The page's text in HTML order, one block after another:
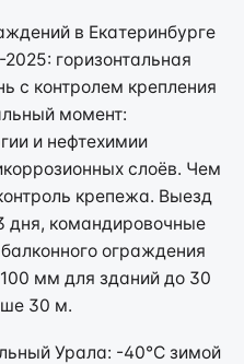
в Екатеринбурге
горизонтальная
с контролем крепления
момент:
и нефтехимии
слоёв. Чем
крепежа. Выезд
командировочные
ограждения
мм для зданий до 30
30 м.
Урала: -40°C зимой